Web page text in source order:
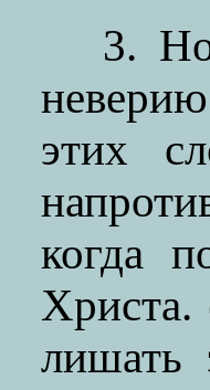
3.
этих
когда
Христа.
лишать